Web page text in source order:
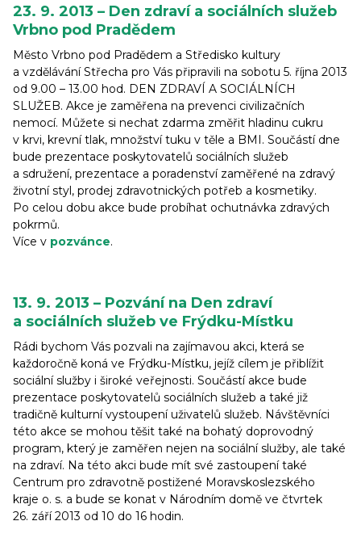
23. 9. 2013 – Den zdraví a sociálních služeb
Vrbno pod Pradědem
Město Vrbno pod Pradědem a Středisko kultury
a vzdělávání Střecha pro Vás připravili na sobotu 5. října 2013
od 9.00 – 13.00 hod. DEN ZDRAVÍ A SOCIÁLNÍCH
SLUŽEB. Akce je zaměřena na prevenci civilizačních
nemocí. Můžete si nechat zdarma změřit hladinu cukru
v krvi, krevní tlak, množství tuku v těle a BMI. Součástí dne
bude prezentace poskytovatelů sociálních služeb
a sdružení, prezentace a poradenství zaměřené na zdravý
životní styl, prodej zdravotnických potřeb a kosmetiky.
Po celou dobu akce bude probíhat ochutnávka zdravých
pokrmů.
Více v pozvánce.
13. 9. 2013 – Pozvání na Den zdraví
a sociálních služeb ve Frýdku-Místku
Rádi bychom Vás pozvali na zajímavou akci, která se
každoročně koná ve Frýdku-Místku, jejíž cílem je přiblížit
sociální služby i široké veřejnosti. Součástí akce bude
prezentace poskytovatelů sociálních služeb a také již
tradičně kulturní vystoupení uživatelů služeb. Návštěvníci
této akce se mohou těšit také na bohatý doprovodný
program, který je zaměřen nejen na sociální služby, ale také
na zdraví. Na této akci bude mít své zastoupení také
Centrum pro zdravotně postižené Moravskoslezského
kraje o. s. a bude se konat v Národním domě ve čtvrtek
26. září 2013 od 10 do 16 hodin.